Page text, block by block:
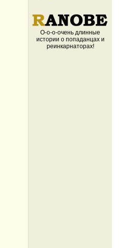
О-о-о-очень длинные
истории о попаданцах и
реинкарнаторах!